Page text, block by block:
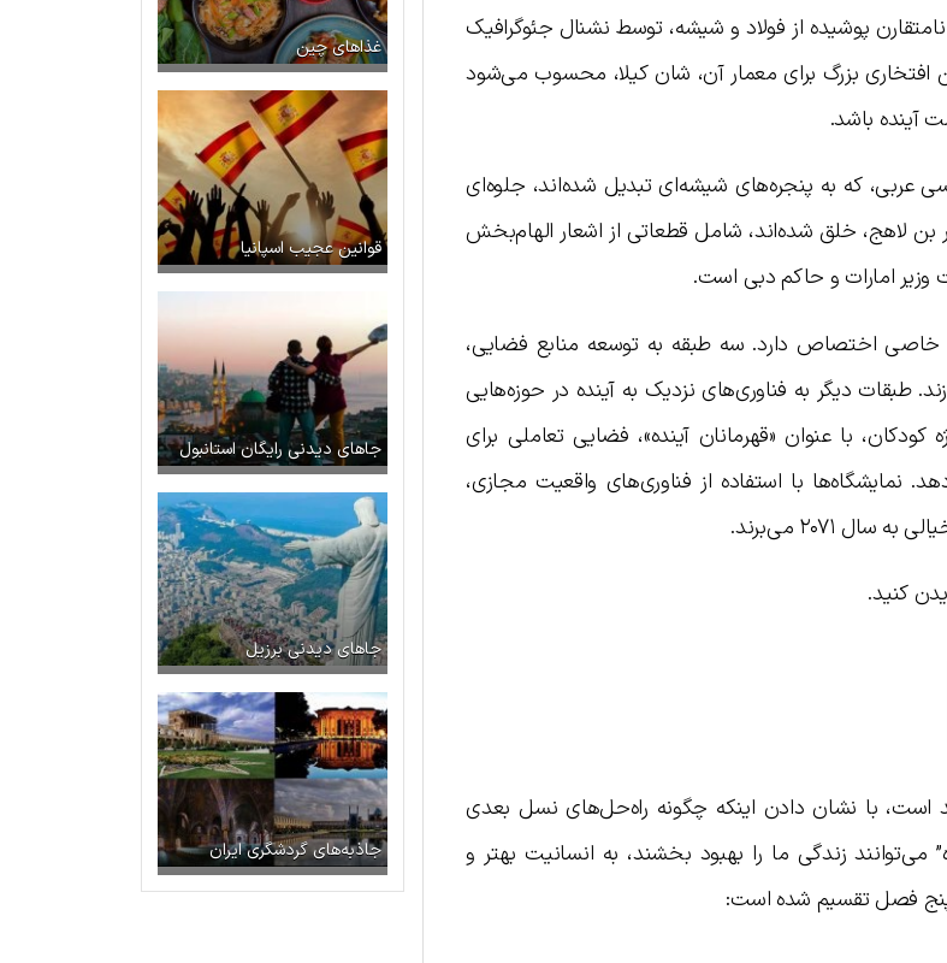
پوشیده از فولاد و شیشه، توسط نشنال جئوگرافیک
شده است. این افتخاری بزرگ برای معمار آن، شان کیلا، محسوب می‌شود
آینده باشد.
عربی، که به پنجره‌های شیشه‌ای تبدیل شده‌اند، جلوه‌ای
لاهج، خلق شده‌اند، شامل قطعاتی از اشعار الهام‌بخش
امارات و حاکم دبی است.
اختصاص دارد. سه طبقه به توسعه منابع فضایی،
دیگر به فناوری‌های نزدیک به آینده در حوزه‌هایی
با عنوان «قهرمانان آینده»، فضایی تعاملی برای
نمایشگاه‌ها با استفاده از فناوری‌های واقعیت مجازی،
۲۰۷۱ می‌برند.
کنید.
که دروازه‌ای به سوی جهان ۵۰ سال بعد است، با نشان دادن اینکه چگونه راه‌حل‌های نسل بعدی
زندگی ما را بهبود بخشند، به انسانیت بهتر و
پنج فصل تقسیم شده است:
غذاهای چین
قوانین عجیب اسپانیا
جاهای دیدنی رایگان استانبول
جاهای دیدنی برزیل
جاذبه‌های گردشگری ایران